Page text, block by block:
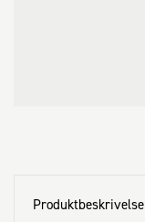
Produktbeskrivelse